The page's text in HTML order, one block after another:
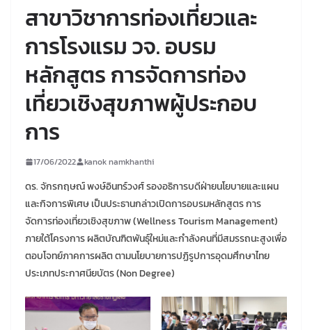
สาขาวิชาการท่องเที่ยวและ
การโรงแรม วจ. อบรม
หลักสูตร การจัดการท่อง
เที่ยวเชิงสุขภาพผู้ประกอบ
การ
17/06/2022 kanok namkhanthi
ดร. จักรกฤษณ์ พงษ์อินทร์วงศ์ รองอธิการบดีฝ่ายนโยบายและแผน
และกิจการพิเศษ เป็นประธานกล่าวเปิดการอบรมหลักสูตร การ
จัดการท่องเที่ยวเชิงสุขภาพ (Wellness Tourism Management)
ภายใต้โครงการ ผลิตบัณฑิตพันธุ์ใหม่และกำลังคนที่มีสมรรถนะสูงเพื่อ
ตอบโจทย์ภาคการผลิต ตามนโยบายการปฏิรูปการอุดมศึกษาไทย
ประเภทประกาศนียบัตร (Non Degree)